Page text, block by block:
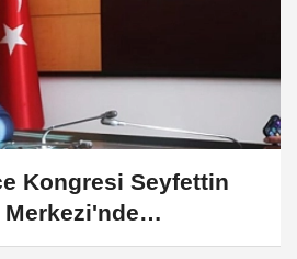
Kongresi Seyfettin